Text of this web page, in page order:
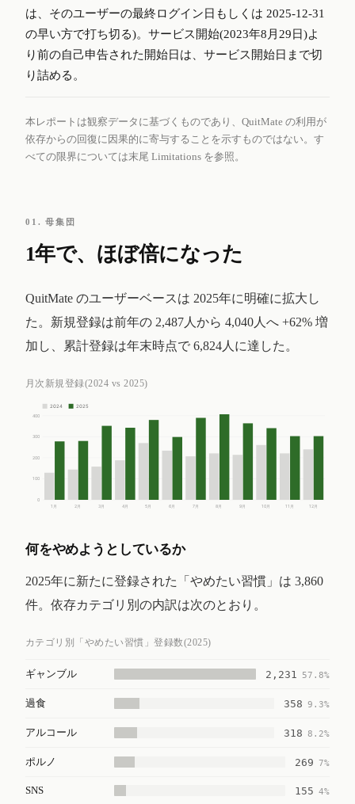
は、そのユーザーの最終ログイン日もしくは 2025-12-31
の早い方で打ち切る)。サービス開始(2023年8月29日)よ
り前の自己申告された開始日は、サービス開始日まで切
り詰める。
本レポートは観察データに基づくものであり、QuitMate の利用が
依存からの回復に因果的に寄与することを示すものではない。す
べての限界については末尾 Limitations を参照。
01. 母集団
1年で、ほぼ倍になった
QuitMate のユーザーベースは 2025年に明確に拡大し
た。新規登録は前年の 2,487人から 4,040人へ +62% 増
加し、累計登録は年末時点で 6,824人に達した。
月次新規登録(2024 vs 2025)
0
100
200
300
400
1月 2月 3月 4月 5月 6月 7月 8月 9月 10月 11月 12月
2024 2025
何をやめようとしているか
2025年に新たに登録された「やめたい習慣」は 3,860
件。依存カテゴリ別の内訳は次のとおり。
カテゴリ別「やめたい習慣」登録数(2025)
ギャンブル 2,231 57.8%
過食 358 9.3%
アルコール 318 8.2%
ポルノ 269 7%
SNS 155 4%